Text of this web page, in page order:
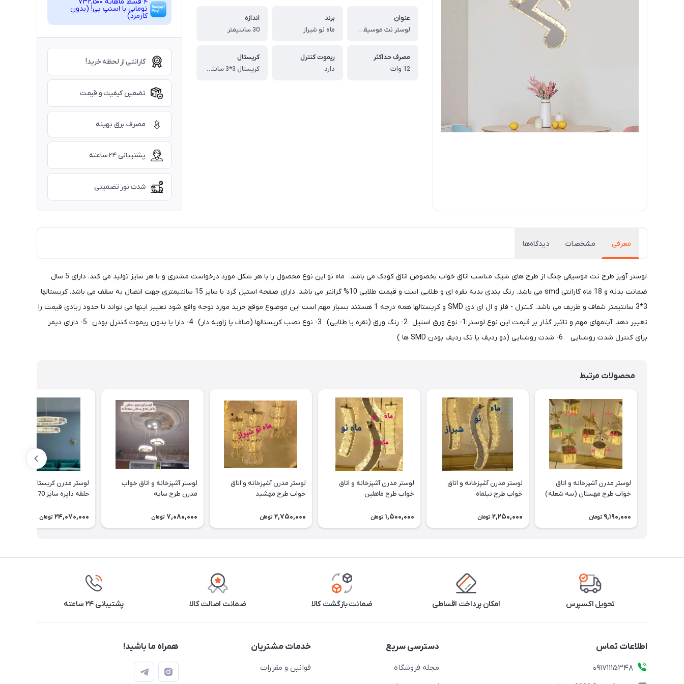
عنوان
لوستر نت موسیقی طرح چنگ
برند
ماه نو شیراز
اندازه
30 سانتیمتر
مصرف حداکثر
12 وات
ریموت کنترل
دارد
کریستال
کریستال 3*3 سانتیمتر
تومانی با اسنپ ‌پی! (بدون
کارمزد)
گارانتی از لحظه خرید!
تضمین کیفیت و قیمت
مصرف برق بهینه
پشتیبانی ۲۴ ساعته
شدت نور تضمینی
معرفی مشخصات دیدگاه‌ها
لوستر آویز طرح نت موسیقی چنگ از طرح های شیک مناسب اتاق خواب بخصوص اتاق کودک می باشد. ماه نو این نوع محصول را با هر شکل مورد درخواست مشتری و با هر سایز تولید می کند. دارای 5 سال
ضمانت بدنه و 18 ماه گارانتی smd می باشد. رنگ بندی بدنه نقره ای و طلایی است و قیمت طلایی 10% گرانتر می باشد. دارای صفحه استیل گرد با سایز 15 سانتیمتری جهت اتصال به سقف می باشد. کریستالها
3*3 سانتیمتر شفاف و ظریف می باشد. کنترل - فلز و ال ای دی SMD و کریستالها همه درجه 1 هستند بسیار مهم است این موضوع موقع خرید مورد توجه واقع شود تغییر اینها می تواند تا حدود زیادی قیمت را
تغییر دهد. آیتمهای مهم و تاثیر گذار بر قیمت این نوع لوستر:1- نوع ورق استیل 2- رنگ ورق (نقره یا طلایی) 3- نوع نصب کریستالها (صاف یا زاویه دار) 4- دارا یا بدون ریموت کنترل بودن 5- دارای دیمر
برای کنترل شدت روشنایی 6- شدت روشنایی (دو ردیف یا تک ردیف بودن SMD ها )
محصولات مرتبط
لوستر مدرن آشپزخانه و اتاق
خواب طرح مهستان (سه شعله)
9,190,000 تومان
لوستر مدرن آشپزخانه و اتاق
خواب طرح نیلماه
2,250,000 تومان
لوستر مدرن آشپزخانه و اتاق
خواب طرح ماهلین
1,500,000 تومان
لوستر مدرن آشپزخانه و اتاق
خواب طرح مهشید
2,750,000 تومان
لوستر آشپزخانه و اتاق خواب
مدرن طرح سایه
7,080,000 تومان 24,070,000 تومان
تحویل اکسپرس امکان پرداخت اقساطی ضمانت بازگشت کالا ضمانت اصالت کالا پشتیبانی ۲۴ ساعته
اطلاعات تماس
09171115348
دسترسی سریع
مجله فروشگاه
خدمات مشتریان
قوانین و مقررات
همراه ما باشید!